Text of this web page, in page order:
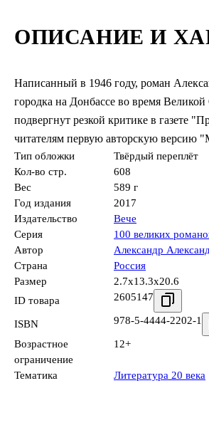
ОПИСАНИЕ И
Написанный в 1946 году, роман
городка на Донбассе во время
подвергнут резкой критике в газете
читателям первую авторскую версию
Тип обложки
Твёрдый переплёт
Кол-во стр.
608
Вес
589 г
Год издания
2017
Издательство
Вече
Серия
100 великих
Автор
Александр
Страна
Россия
Размер
2.7x13.3x20.6
ID товара
2605147
ISBN 978-5-4444-2202-1
Возрастное
ограничение
12+
Тематика Литература 20 века